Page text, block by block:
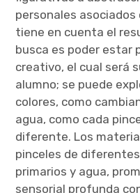
personales
tiene en cuenta el
busca es poder estar
creativo, el cual será
alumno; se puede
colores, como
agua, como cada
diferente. Los
pinceles de
primarios y agua,
sensorial profunda